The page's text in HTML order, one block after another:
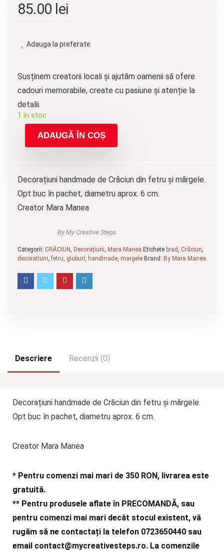
85.00 lei
Adauga la preferate
Susținem creatorii locali și ajutăm oamenii să ofere
cadouri memorabile, create cu pasiune și atenție la
detalii.
1 în stoc
ADAUGĂ ÎN COȘ
Decorațiuni handmade de Crăciun din fetru și mărgele.
Opt buc în pachet, diametru aprox. 6 cm.
Creator Mara Manea
By My Creative Steps
Categorii: CRĂCIUN, Decorațiuni, Mara Manea Etichete brad, Crăciun,
decoratiuni,fetru, globuri, handmade, margele Brand: By Mara Manea
Descriere Recenzii (0)
Decorațiuni handmade de Crăciun din fetru și mărgele.
Opt buc în pachet, diametru aprox. 6 cm.
Creator Mara Manea
* Pentru comenzi mai mari de 350 RON, livrarea este
gratuită.
** Pentru produsele aflate în PRECOMANDĂ, sau
pentru comenzi mai mari decât stocul existent, vă
rugăm să ne contactați la telefon 0723650440 sau
email contact@mycreativesteps.ro. La comenzile